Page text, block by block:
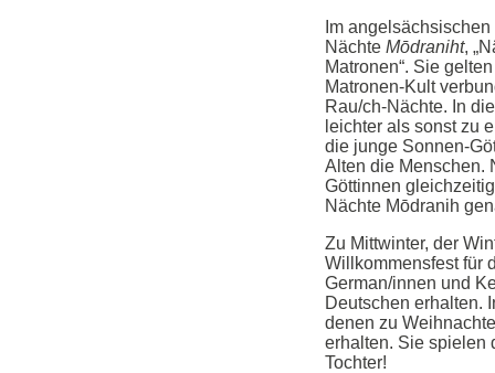
Im
Nächte Mōdraniht,
Matronen“. Sie
Matronen-Kult
Rau/ch-Nächte. In
leichter als sonst zu
die junge Sonnen-
Alten die Menschen.
Göttinnen
Nächte Mōdranih
Zu Mittwinter, der
Willkommensfest für
German/innen und
Deutschen erhalten.
denen zu
erhalten. Sie spielen
Tochter!